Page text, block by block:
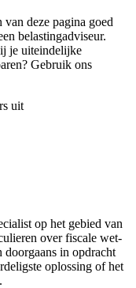
deze pagina goed
belastingadviseur.
je uiteindelijke
Gebruik ons
uit
op het gebied van
over fiscale wet-
doorgaans in opdracht
oplossing of het